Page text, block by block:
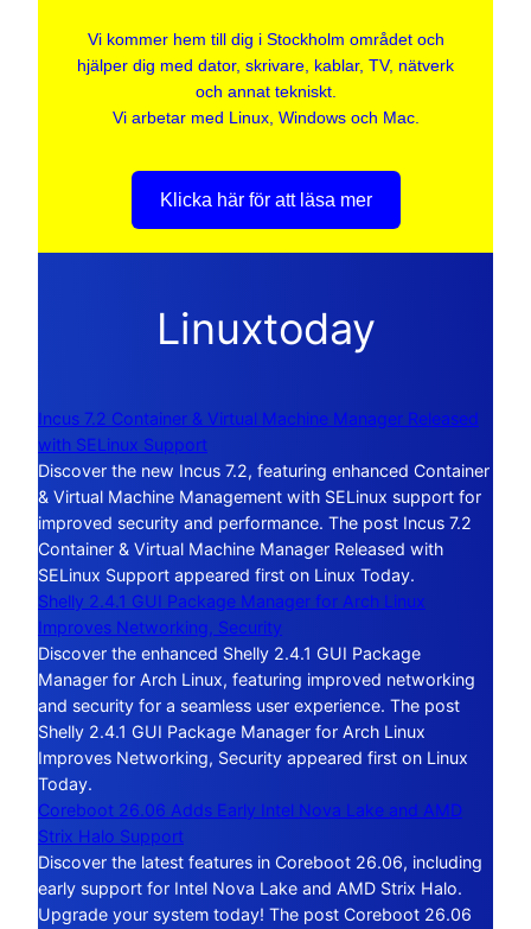
Vi kommer hem till dig i Stockholm området och
hjälper dig med dator, skrivare, kablar, TV, nätverk
och annat tekniskt.
Vi arbetar med Linux, Windows och Mac.
Klicka här för att läsa mer
Linuxtoday
Incus 7.2 Container & Virtual Machine Manager Released
with SELinux Support
Discover the new Incus 7.2, featuring enhanced Container
& Virtual Machine Management with SELinux support for
improved security and performance. The post Incus 7.2
Container & Virtual Machine Manager Released with
SELinux Support appeared first on Linux Today.
Shelly 2.4.1 GUI Package Manager for Arch Linux
Improves Networking, Security
Discover the enhanced Shelly 2.4.1 GUI Package
Manager for Arch Linux, featuring improved networking
and security for a seamless user experience. The post
Shelly 2.4.1 GUI Package Manager for Arch Linux
Improves Networking, Security appeared first on Linux
Today.
Coreboot 26.06 Adds Early Intel Nova Lake and AMD
Strix Halo Support
Discover the latest features in Coreboot 26.06, including
early support for Intel Nova Lake and AMD Strix Halo.
Upgrade your system today! The post Coreboot 26.06